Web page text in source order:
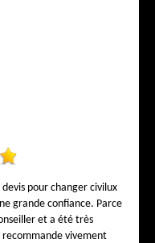
pour changer civilux
grande confiance. Parce
et a été très
recommande vivement